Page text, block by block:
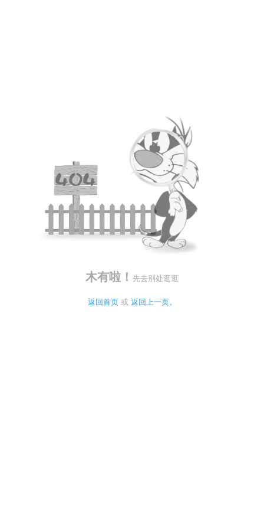
木有啦！ 先去别处逛逛
返回首页 或 返回上一页。